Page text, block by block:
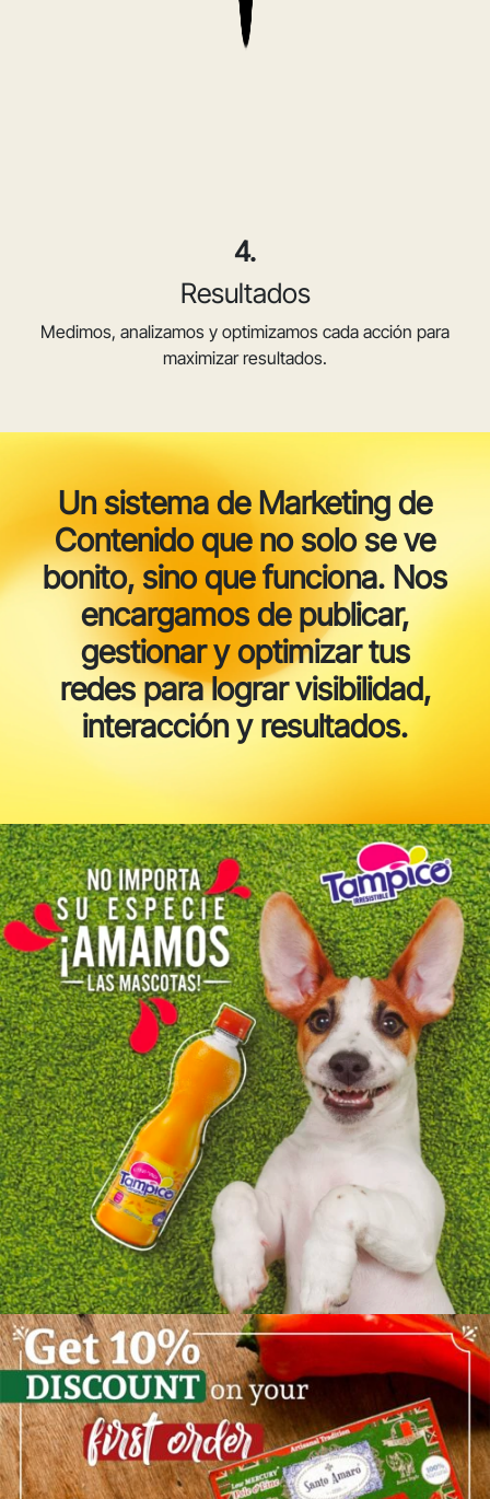
4.
Resultados
Medimos, analizamos y optimizamos cada acción para
maximizar resultados.
Un sistema de Marketing de
Contenido que no solo se ve
bonito, sino que funciona. Nos
encargamos de publicar,
gestionar y optimizar tus
redes para lograr visibilidad,
interacción y resultados.